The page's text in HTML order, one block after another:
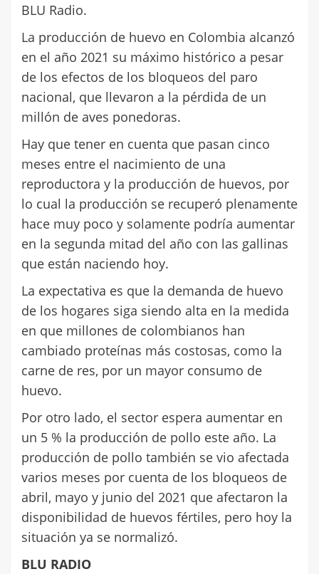
BLU Radio.
La producción de huevo en Colombia alcanzó
en el año 2021 su máximo histórico a pesar
de los efectos de los bloqueos del paro
nacional, que llevaron a la pérdida de un
millón de aves ponedoras.
Hay que tener en cuenta que pasan cinco
meses entre el nacimiento de una
reproductora y la producción de huevos, por
lo cual la producción se recuperó plenamente
hace muy poco y solamente podría aumentar
en la segunda mitad del año con las gallinas
que están naciendo hoy.
La expectativa es que la demanda de huevo
de los hogares siga siendo alta en la medida
en que millones de colombianos han
cambiado proteínas más costosas, como la
carne de res, por un mayor consumo de
huevo.
Por otro lado, el sector espera aumentar en
un 5 % la producción de pollo este año. La
producción de pollo también se vio afectada
varios meses por cuenta de los bloqueos de
abril, mayo y junio del 2021 que afectaron la
disponibilidad de huevos fértiles, pero hoy la
situación ya se normalizó.
BLU RADIO